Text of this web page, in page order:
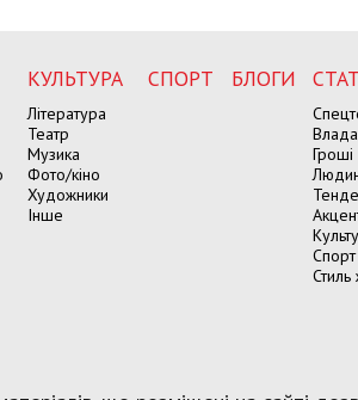
КУЛЬТУРА
Література
Театр
Музика
Фото/кіно
Художники
Інше
СПОРТ БЛОГИ
Влада
Гроші
Спорт
Стиль